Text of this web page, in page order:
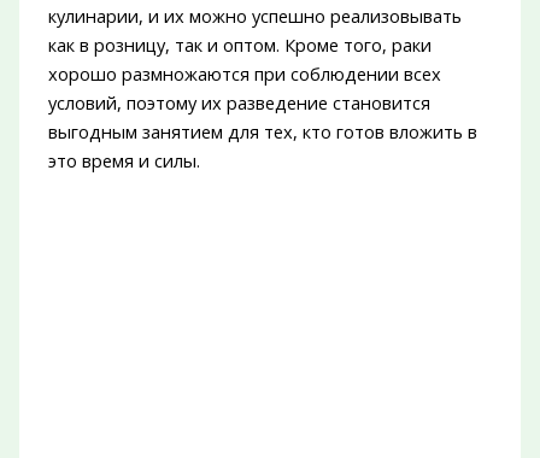
кулинарии, и их можно успешно реализовывать
как в розницу, так и оптом. Кроме того, раки
хорошо размножаются при соблюдении всех
условий, поэтому их разведение становится
выгодным занятием для тех, кто готов вложить в
это время и силы.